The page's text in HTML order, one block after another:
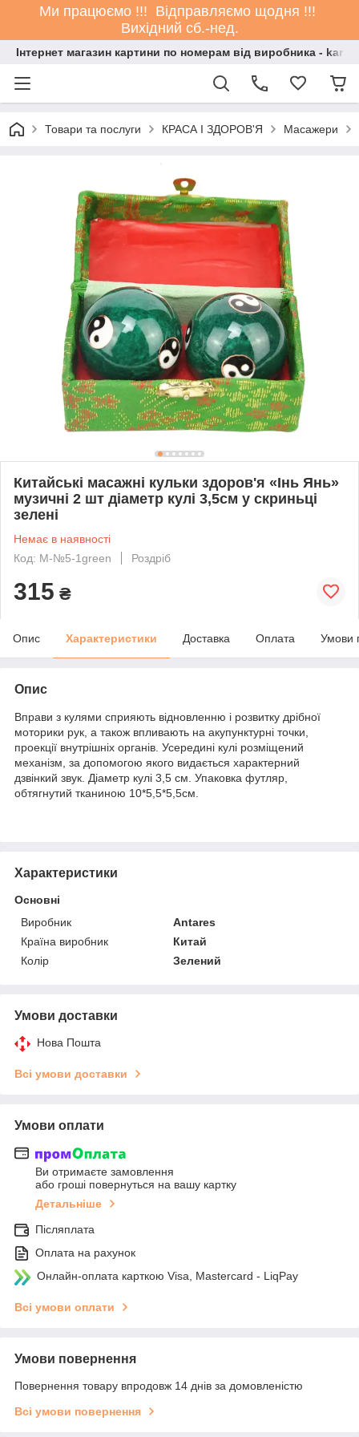
Ми працюємо !!! Відправляємо щодня !!!
Вихідний сб.-нед.
Інтернет магазин картини по номерам від виробника -
Товари та послуги КРАСА І ЗДОРОВ'Я Масажери
Китайські масажні кульки здоров'я «Інь Янь»
музичні 2 шт діаметр кулі 3,5см у скриньці
зелені
Немає в наявності
Код: M-№5-1green
Роздріб
315 ₴
Опис Характеристики Доставка Оплата Умови
Опис
Вправи з кулями сприяють відновленню і розвитку дрібної
моторики рук, а також впливають на акупунктурні точки,
проекції внутрішніх органів. Усередині кулі розміщений
механізм, за допомогою якого видається характерний
дзвінкий звук. Діаметр кулі 3,5 см. Упаковка футляр,
обтягнутий тканиною 10*5,5*5,5см.
Характеристики
Основні
Виробник
Antares
Країна виробник
Китай
Колір
Зелений
Умови доставки
Нова Пошта
Всі умови доставки
Умови оплати
Ви отримаєте замовлення
або гроші повернуться на вашу картку
Детальніше
Післяплата
Оплата на рахунок
Онлайн-оплата карткою Visa, Mastercard - LiqPay
Всі умови оплати
Умови повернення
Повернення товару впродовж 14 днів за домовленістю
Всі умови повернення